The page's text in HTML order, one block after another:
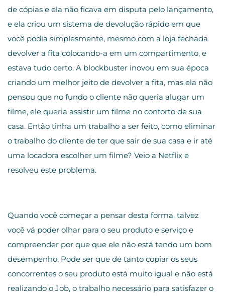
de cópias e ela não ficava em disputa pelo lançamento,
e ela criou um sistema de devolução rápido em que
você podia simplesmente, mesmo com a loja fechada
devolver a fita colocando-a em um compartimento, e
estava tudo certo. A blockbuster inovou em sua época
criando um melhor jeito de devolver a fita, mas ela não
pensou que no fundo o cliente não queria alugar um
filme, ele queria assistir um filme no conforto de sua
casa. Então tinha um trabalho a ser feito, como eliminar
o trabalho do cliente de ter que sair de sua casa e ir até
uma locadora escolher um filme? Veio a Netflix e
resolveu este problema.
Quando você começar a pensar desta forma, talvez
você vá poder olhar para o seu produto e serviço e
compreender por que que ele não está tendo um bom
desempenho. Pode ser que de tanto copiar os seus
concorrentes o seu produto está muito igual e não está
realizando o Job, o trabalho necessário para satisfazer o